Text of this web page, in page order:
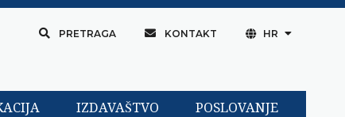
PRETRAGA KONTAKT HR
IZDAVAŠTVO POSLOVANJE